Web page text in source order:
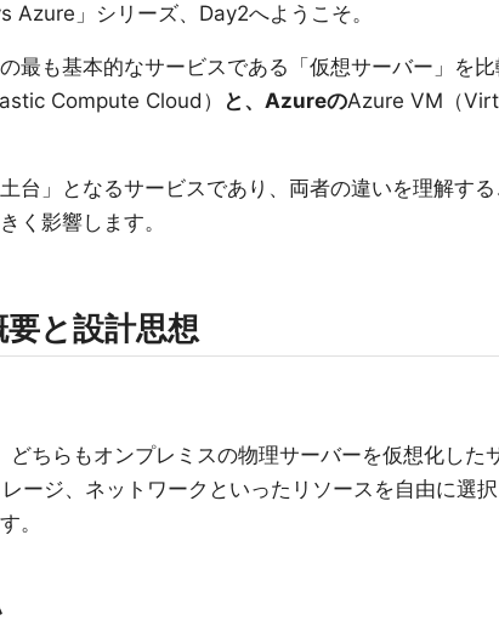
Azure」シリーズ、Day2へようこそ。
最も基本的なサービスである「仮想サーバー」を
Compute Cloud）
と、AzureのAzure VM（
台」となるサービスであり、両者の違いを理解す
く影響します。
と設計思想
ちらもオンプレミスの物理サーバーを仮想化した
ージ、ネットワークといったリソースを自由に選
。